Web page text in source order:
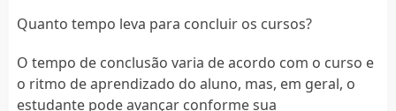
Quanto tempo leva para concluir os cursos?
O tempo de conclusão varia de acordo com o curso e
o ritmo de aprendizado do aluno, mas, em geral, o
estudante pode avançar conforme sua